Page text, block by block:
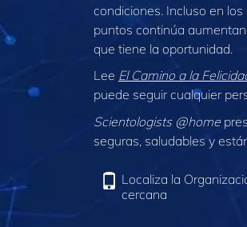
condiciones. Incluso en
puntos continúa
que tiene la oportunidad.
Lee El Camino a la
puede seguir cualquier
Scientologists @home
seguras, saludables y
Localiza la
cercana